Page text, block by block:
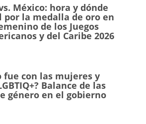
México: hora y dónde
por la medalla de oro en
de los Juegos
y del Caribe 2026
fue con las mujeres y
Balance de las
género en el gobierno